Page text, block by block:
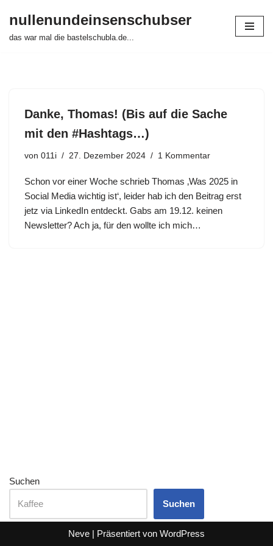
Zum
nullenundeinsenschubser
das war mal die bastelschubla.de...
Danke, Thomas! (Bis auf die Sache
mit den #Hashtags…)
von 011i 27. Dezember 2024 1 Kommentar
Schon vor einer Woche schrieb Thomas ‚Was 2025 in
Social Media wichtig ist‘, leider hab ich den Beitrag erst
jetz via LinkedIn entdeckt. Gabs am 19.12. keinen
Newsletter? Ach ja, für den wollte ich mich…
Suchen
Suchen
Neve | Präsentiert von WordPress